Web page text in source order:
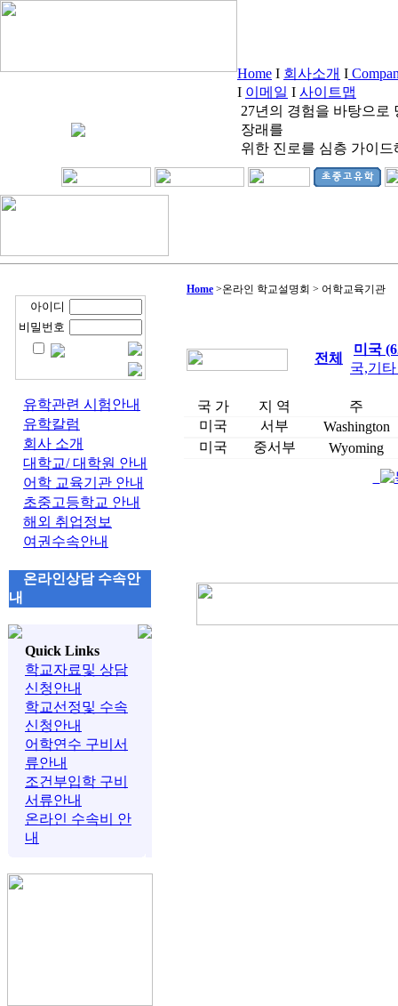
Home I 회사소개 I
I 이메일 I 사이트맵
27년의 경험을 바탕으로
장래를
위한 진로를 심층 가이드
아이디
비밀번호
유학관련 시험안내
유학칼럼
회사 소개
대학교/ 대학원 안내
어학 교육기관 안내
초중고등학교 안내
해외 취업정보
여권수속안내
온라인상담 수속안
내
Quick Links
학교자료및 상담
신청안내
학교선정및 수속
신청안내
어학연수 구비서
류안내
조건부입학 구비
서류안내
온라인 수속비 안
내
Home >온라인 학교설명회 > 어학교육기관
전체
미국
국,기
국 가 지 역
주
미국
서부
Washington
미국
중서부 Wyoming